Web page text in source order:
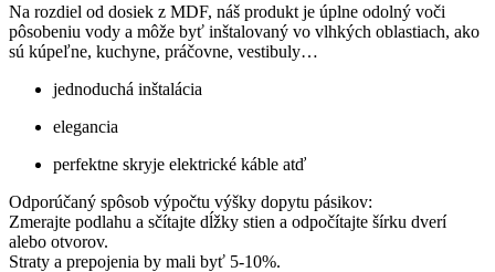
Na rozdiel od dosiek z MDF, náš produkt je úplne odolný voči
pôsobeniu vody a môže byť inštalovaný vo vlhkých oblastiach, ako
sú kúpeľne, kuchyne, práčovne, vestibuly…
jednoduchá inštalácia
elegancia
perfektne skryje elektrické káble atď
Odporúčaný spôsob výpočtu výšky dopytu pásikov:
Zmerajte podlahu a sčítajte dĺžky stien a odpočítajte šírku dverí
alebo otvorov.
Straty a prepojenia by mali byť 5-10%.